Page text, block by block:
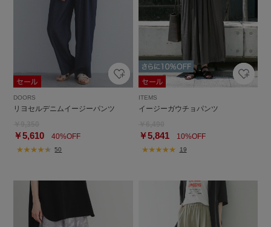
DOORS
リヨセルデニムイージーパンツ
￥5,610 40%OFF
50
ITEMS
イージーガウチョパンツ
￥5,84110%OFF
19